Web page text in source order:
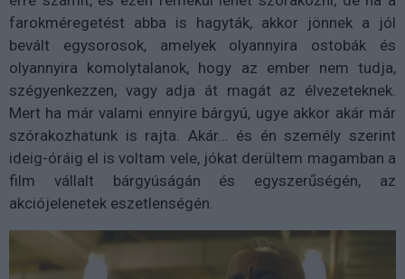
farokméregetést abba is hagyták, akkor jönnek a jól
bevált egysorosok, amelyek olyannyira ostobák és
olyannyira komolytalanok, hogy az ember nem tudja,
szégyenkezzen, vagy adja át magát az élvezeteknek.
Mert ha már valami ennyire bárgyú, ugye akkor akár már
szórakozhatunk is rajta. Akár… és én személy szerint
ideig-óráig el is voltam vele, jókat derültem magamban a
film vállalt bárgyúságán és egyszerűségén, az
akciójelenetek eszetlenségén.